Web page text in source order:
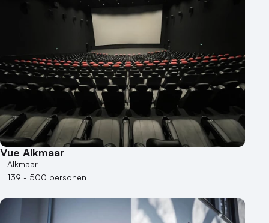
Vue Alkmaar
Alkmaar
139 - 500 personen